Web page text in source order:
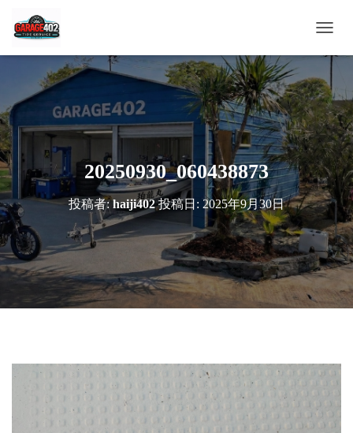
ビ
ー
シ
ョ
ン
を
切
り
替
え
20250930_060438873
投稿者:haiji402投稿日: 2025年9月30日